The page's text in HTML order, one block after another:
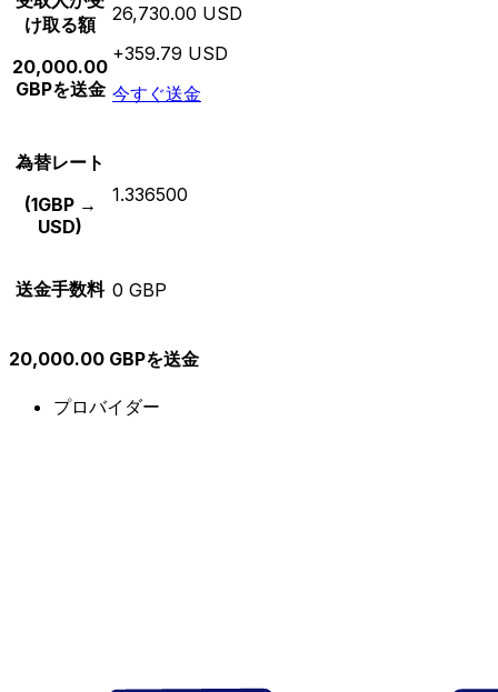
け取る額
20,000.00
GBPを送金
26,730.00 USD
+359.79 USD
今すぐ送金
為替レート
(1GBP →
USD)
1.336500
送金手数料 0 GBP
20,000.00 GBPを送金
プロバイダー